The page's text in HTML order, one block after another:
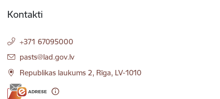
Kontakti
+371 67095000
E-pasts:
pasts@lad.gov.lv
Republikas laukums 2, Rīga, LV-1010